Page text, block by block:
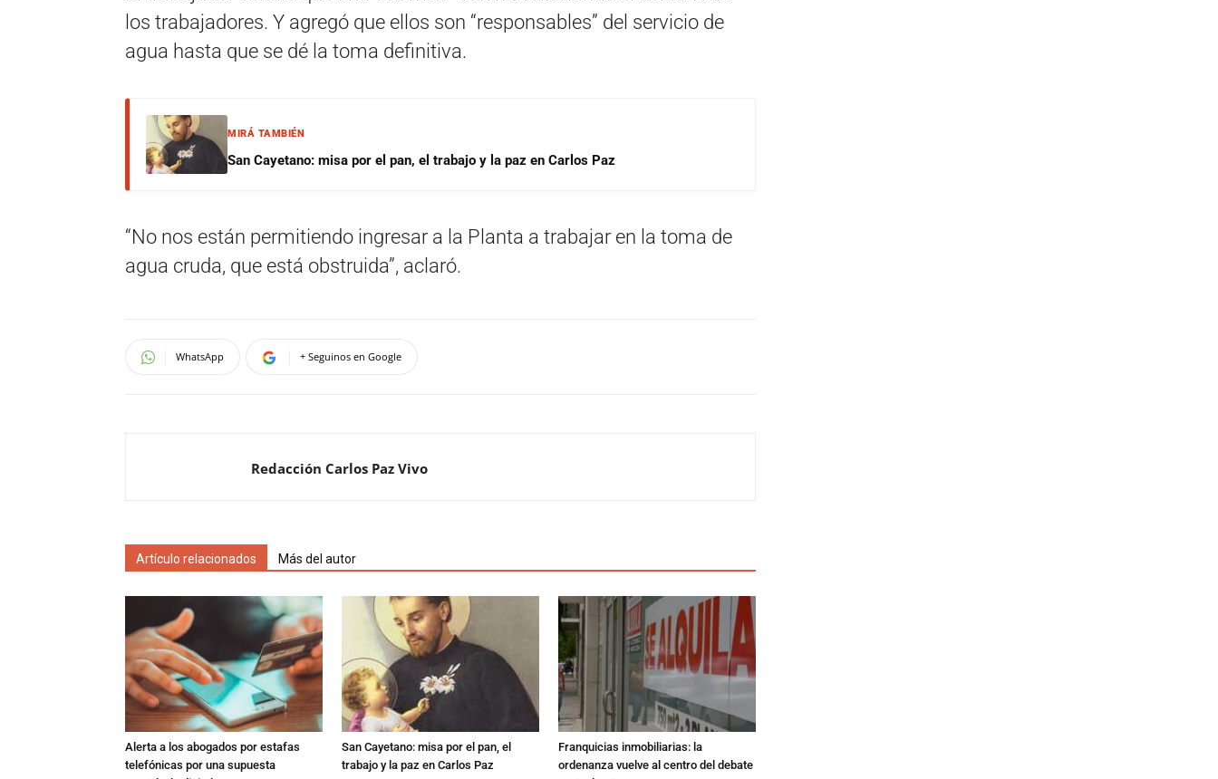
los trabajadores. Y agregó que ellos son “responsables” del servicio de
agua hasta que se dé la toma definitiva.
MIRÁ TAMBIÉN
San Cayetano: misa por el pan, el trabajo y la paz en Carlos Paz
“No nos están permitiendo ingresar a la Planta a trabajar en la toma de
agua cruda, que está obstruida”, aclaró.
WhatsApp + Seguinos en Google
Redacción Carlos Paz Vivo
Artículo relacionados Más del autor
Alerta a los abogados por estafas
telefónicas por una supuesta
San Cayetano: misa por el pan, el
trabajo y la paz en Carlos Paz
Franquicias inmobiliarias: la
ordenanza vuelve al centro del debate